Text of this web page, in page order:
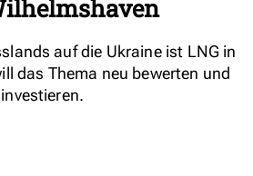
auf die Ukraine ist LNG in
das Thema neu bewerten und